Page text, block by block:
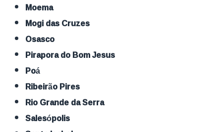
Moema
Mogi das Cruzes
Osasco
Pirapora do Bom Jesus
Poá
Ribeirão Pires
Rio Grande da Serra
Salesópolis